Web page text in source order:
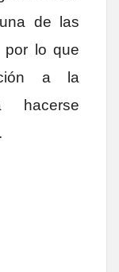
de las
por lo que
a la
hacerse